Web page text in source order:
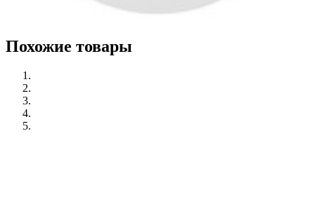
Похожие товары